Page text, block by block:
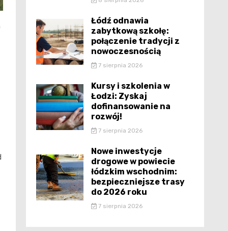
Łódź odnawia
zabytkową szkołę:
połączenie tradycji z
nowoczesnością
7 sierpnia 2026
Kursy i szkolenia w
Łodzi: Zyskaj
dofinansowanie na
rozwój!
7 sierpnia 2026
Nowe inwestycje
drogowe w powiecie
łódzkim wschodnim:
bezpieczniejsze trasy
do 2026 roku
7 sierpnia 2026